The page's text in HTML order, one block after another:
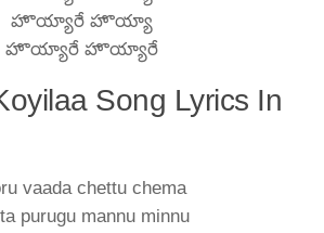
హొయ్యారే హొయ్యా
హొయ్యారే హొయ్యారే
Song Lyrics In
vaada chettu chema
purugu mannu minnu